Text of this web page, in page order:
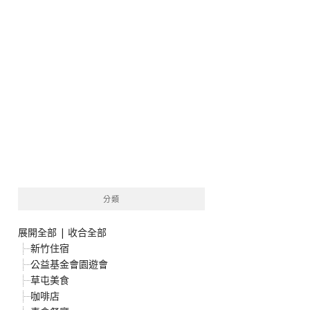
分類
展開全部 | 收合全部
新竹住宿
公益基金會園遊會
草屯美食
咖啡店